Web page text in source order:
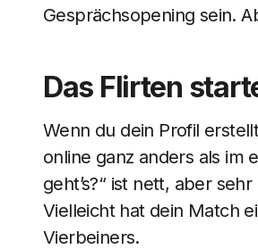
Gesprächsopening sein.
Das Flirten
Wenn du dein Profil
online ganz anders als im
geht’s?“ ist nett, aber
Vielleicht hat dein Match
Vierbeiners.